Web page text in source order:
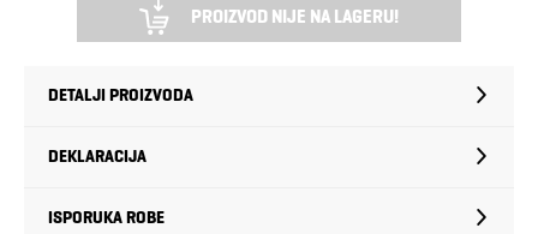
PROIZVOD NIJE NA LAGERU!
DETALJI PROIZVODA
DEKLARACIJA
ISPORUKA ROBE